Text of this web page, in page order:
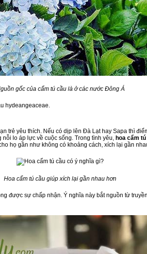
gốc của cẩm tú cầu là ở các nước Đông Á
hydeangeaceae.
trẻ yêu thích. Nếu có dịp lên Đà Lạt hay Sapa thì
lo áp lực về cuộc sống. Trong tình yêu, hoa cẩm
họ gần như không có khoảng cách, xích lại gần
Hoa cẩm tú cầu giúp xích lại gần nhau hơn
được sự chấp nhận. Ý nghĩa này bắt nguồn từ